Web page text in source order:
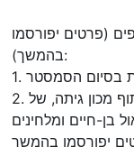
(פרטים יפורסמו
בהמשך):
2. אפשרות להשתתפות בפרויקט נוסף, בשיתוף מכון גיתה, של
בן-חיים ומלחינים